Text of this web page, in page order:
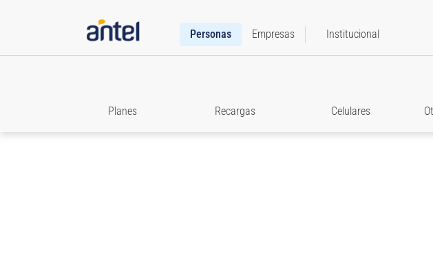
Personas Empresas Institucional
Planes Recargas Celulares